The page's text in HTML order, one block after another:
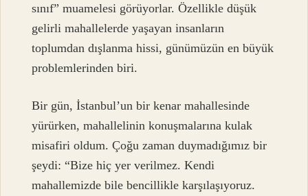
sınıf” muamelesi görüyorlar. Özellikle düşük
gelirli mahallelerde yaşayan insanların
toplumdan dışlanma hissi, günümüzün en büyük
problemlerinden biri.
Bir gün, İstanbul’un bir kenar mahallesinde
yürürken, mahallelinin konuşmalarına kulak
misafiri oldum. Çoğu zaman duymadığımız bir
şeydi: “Bize hiç yer verilmez. Kendi
mahallemizde bile bencillikle karşılaşıyoruz.